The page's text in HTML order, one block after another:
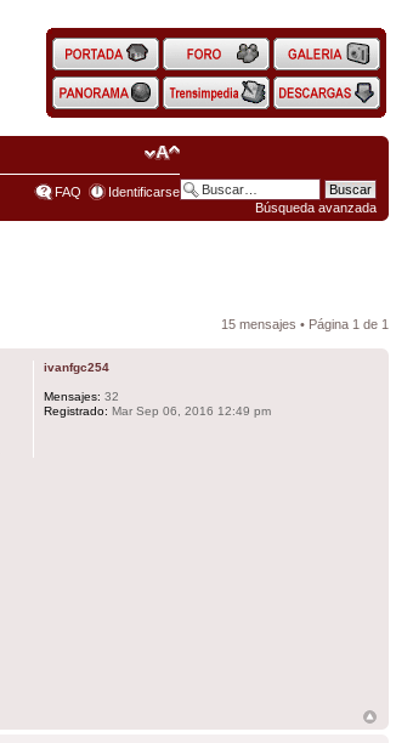
Búsqueda avanzada
FAQ Identificarse
15 mensajes • Página 1 de 1
ivanfgc254
Mensajes: 32
Registrado: Mar Sep 06, 2016 12:49 pm